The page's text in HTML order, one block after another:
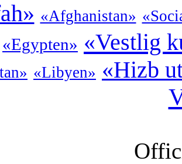
«Afghanistan»
«Egypten» «Vestlig
«Libyen» «Hizb